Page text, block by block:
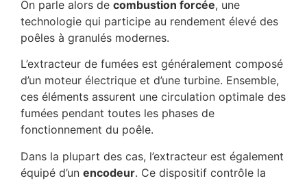
On parle alors de combustion forcée, une
technologie qui participe au rendement élevé des
poêles à granulés modernes.
L’extracteur de fumées est généralement composé
d’un moteur électrique et d’une turbine. Ensemble,
ces éléments assurent une circulation optimale des
fumées pendant toutes les phases de
fonctionnement du poêle.
Dans la plupart des cas, l’extracteur est également
équipé d’un encodeur. Ce dispositif contrôle la